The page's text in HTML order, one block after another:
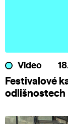
Video
Festivalové
odlišnostech